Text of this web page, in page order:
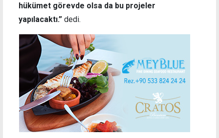
hükümet görevde olsa da bu projeler
yapılacaktı.” dedi.